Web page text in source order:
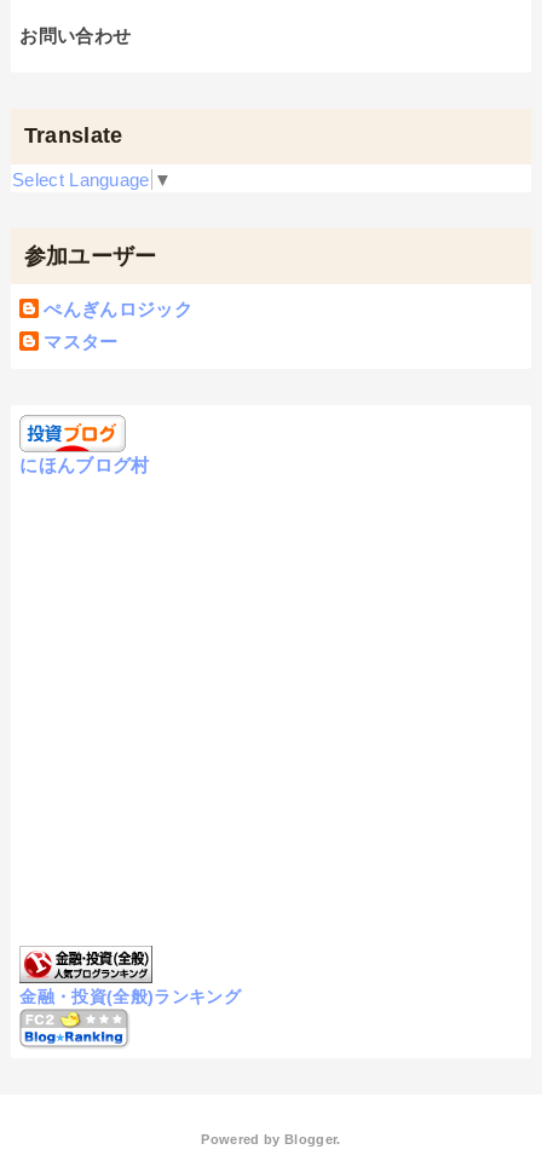
お問い合わせ
Translate
Select Language ▼
参加ユーザー
ぺんぎんロジック
マスター
にほんブログ村
金融・投資(全般)ランキング
Powered by Blogger.